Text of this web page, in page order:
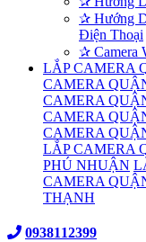
✰ Hướng
Điện Thoại
✰ Camera
LẮP CAMERA
CAMERA
CAMERA
CAMERA
CAMERA
LẮP CAMERA
PHÚ NHUẬN
CAMERA
THẠNH
0938112399